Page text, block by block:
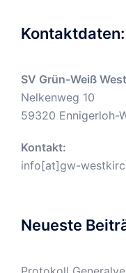
Kontaktdaten:
SV Grün-Weiß
Nelkenweg 10
59320 Ennigerloh-
Kontakt:
info[at]gw-
Neueste